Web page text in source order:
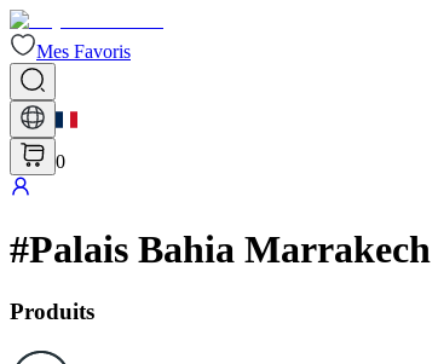
Mes Favoris
0
#Palais Bahia Marrakech
Produits